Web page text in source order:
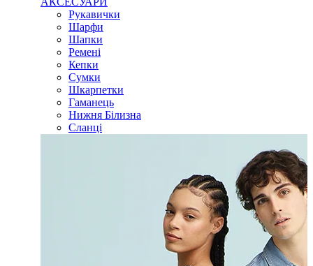
Рукавички
Шарфи
Шапки
Ремені
Кепки
Сумки
Шкарпетки
Гаманець
Нижня Білизна
Сланці